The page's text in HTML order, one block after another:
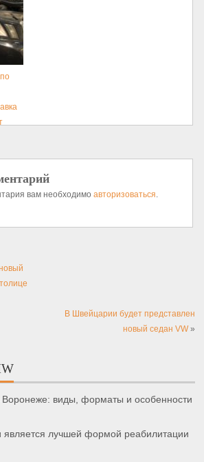
вам необходимоавторизоваться
В Швейцарии будет представлен
новый седан VW»
виды, форматы и особенности
является лучшей формой реабилитации